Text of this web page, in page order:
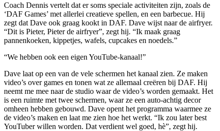
Coach Dennis vertelt dat er soms speciale activiteiten zijn, zoals de
‘DAF Games’ met allerlei creatieve spellen, en een barbecue. Hij
zegt dat Dave ook graag kookt in DAF. Dave wijst naar de airfryer.
“Dit is Pieter, Pieter de airfryer”, zegt hij. “Ik maak graag
pannenkoeken, kippetjes, wafels, cupcakes en noedels.”
“We hebben ook een eigen YouTube-kanaal!”
Dave laat op een van de vele schermen het kanaal zien. Ze maken
video’s over games en tonen wat ze allemaal creëren bij DAF. Hij
neemt me mee naar de studio waar de video’s worden gemaakt. Het
is een ruimte met twee schermen, waar ze een auto-achtig decor
omheen hebben gebouwd. Dave opent het programma waarmee ze
de video’s maken en laat me zien hoe het werkt. “Ik zou later best
YouTuber willen worden. Dat verdient wel goed, hè”, zegt hij.